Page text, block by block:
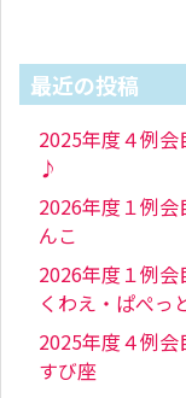
最近の投稿
2025年度４例
♪
2026年度１例
んこ
2026年度１例会
くわえ・ぱぺっ
2025年度４例
すび座